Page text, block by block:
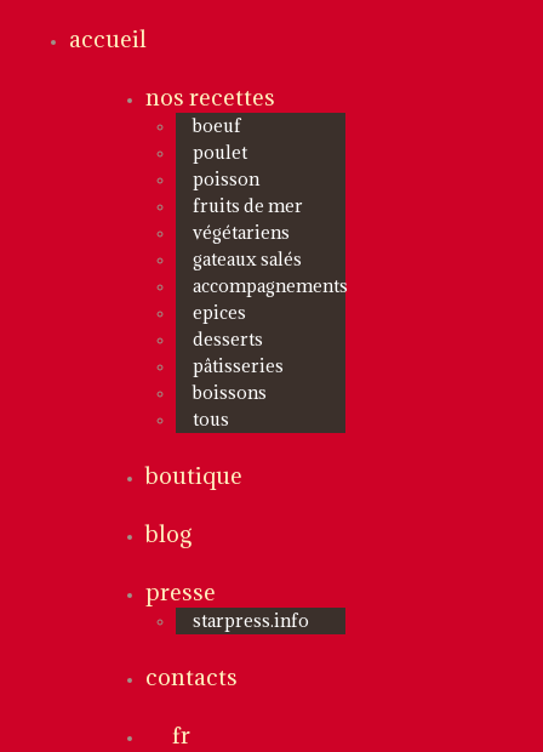
accueil
nos recettes
boeuf
poulet
poisson
fruits de mer
végétariens
gateaux salés
accompagnements
epices
desserts
pâtisseries
boissons
tous
boutique
blog
presse
starpress.info
contacts
fr